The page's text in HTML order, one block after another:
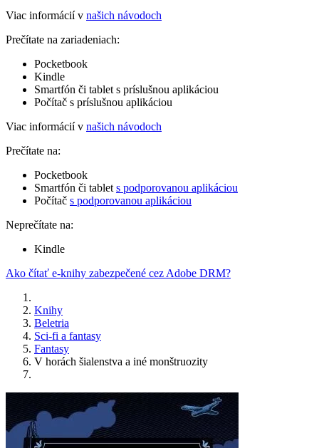
Viac informácií v našich návodoch
Prečítate na zariadeniach:
Pocketbook
Kindle
Smartfón či tablet s príslušnou aplikáciou
Počítač s príslušnou aplikáciou
Viac informácií v našich návodoch
Prečítate na:
Pocketbook
Smartfón či tablet s podporovanou aplikáciou
Počítač s podporovanou aplikáciou
Neprečítate na:
Kindle
Ako čítať e-knihy zabezpečené cez Adobe DRM?
Knihy
Beletria
Sci-fi a fantasy
Fantasy
V horách šialenstva a iné monštruozity